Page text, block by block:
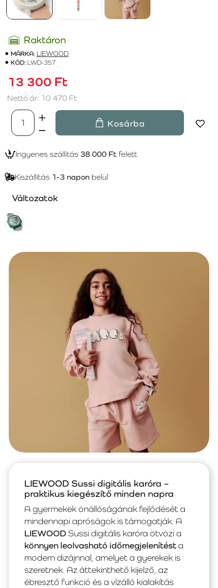
Raktáron
MÁRKA: LIEWOOD
KÓD: LWD-357
13 300 Ft
Nettó ár: 10 470 Ft
Kosárba
Ingyenes szállítás 38 000 Ft felett
Kiszállítás 1-3 napon belül
Változatok
LIEWOOD Sussi digitális karóra –
praktikus kiegészítő minden napra
A gyermekek önállóságának fejlődését a
mindennapi apróságok is támogatják. A
LIEWOODSussi digitális karóra ötvözi a
könnyen leolvasható időmegjelenítésta
modern dizájnnal, amelyet a gyerekek is
szeretnek. Az áttekinthető kijelző, az
ébresztő funkció és a vízálló kialakítás